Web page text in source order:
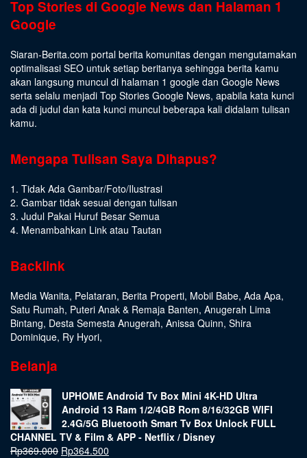
Top Stories di Google News dan Halaman 1
Google
Siaran-Berita.com portal berita komunitas dengan mengutamakan
optimalisasi SEO untuk setiap beritanya sehingga berita kamu
akan langsung muncul di halaman 1 google dan Google News
serta selalu menjadi Top Stories Google News, apabila kata kunci
ada di judul dan kata kunci muncul beberapa kali didalam tulisan
kamu.
Mengapa Tulisan Saya Dihapus?
1. Tidak Ada Gambar/Foto/Ilustrasi
2. Gambar tidak sesuai dengan tulisan
3. Judul Pakai Huruf Besar Semua
4. Menambahkan Link atau Tautan
Backlink
Media Wanita, Pelataran, Berita Properti, Mobil Babe, Ada Apa,
Satu Rumah, Puteri Anak & Remaja Banten, Anugerah Lima
Bintang, Desta Semesta Anugerah, Anissa Quinn, Shira
Dominique, Ry Hyori,
Belanja
UPHOME Android Tv Box Mini 4K-HD Ultra
Android 13 Ram 1/2/4GB Rom 8/16/32GB WIFI
2.4G/5G Bluetooth Smart Tv Box Unlock FULL
CHANNEL TV & Film & APP - Netflix / Disney
Rp369.000 Rp364.500